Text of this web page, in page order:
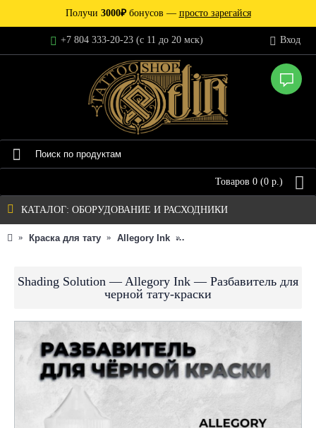
Получи 3000₽бонусов — просто зарегайся
+7 804 333-20-23 (c 11 до 20 мск) Вход
Товаров 0 (0 р.)
КАТАЛОГ: ОБОРУДОВАНИЕ И РАСХОДНИКИ
Краска для тату Allegory Ink
Shading Solution — Allegory Ink — Разбавитель для
черной тату-краски